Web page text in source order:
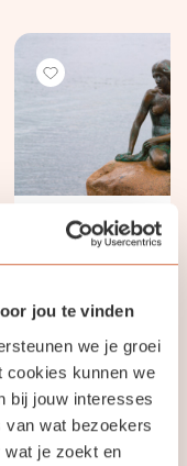
jou te vinden
we je groei
cookies kunnen we
bij jouw interesses
van wat bezoekers
wat je zoekt en
Deens
Dit is het vervolg op
Deens beginners 4.